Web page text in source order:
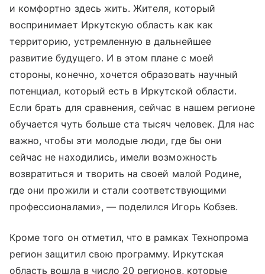
и комфортно здесь жить. Жителя, который
воспринимает Иркутскую область как как
территорию, устремленную в дальнейшее
развитие будущего. И в этом плане с моей
стороны, конечно, хочется образовать научный
потенциал, который есть в Иркутской области.
Если брать для сравнения, сейчас в нашем регионе
обучается чуть больше ста тысяч человек. Для нас
важно, чтобы эти молодые люди, где бы они
сейчас не находились, имели возможность
возвратиться и творить на своей малой Родине,
где они прожили и стали соответствующими
профессионалами», — поделился Игорь Кобзев.
Кроме того он отметил, что в рамках Технопрома
регион защитил свою программу. Иркутская
область вошла в число 20 регионов, которые